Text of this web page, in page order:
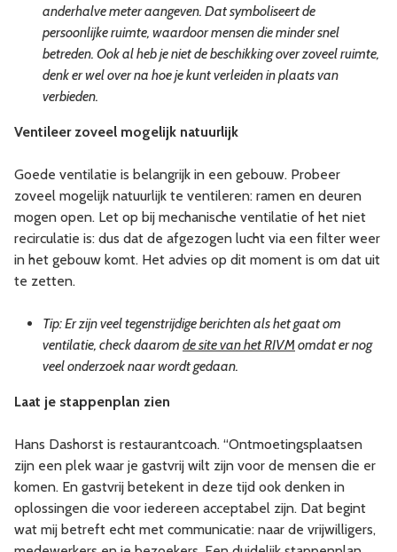
anderhalve meter aangeven. Dat symboliseert de
persoonlijke ruimte, waardoor mensen die minder snel
betreden. Ook al heb je niet de beschikking over zoveel ruimte,
denk er wel over na hoe je kunt verleiden in plaats van
verbieden.
Ventileer zoveel mogelijk natuurlijk
Goede ventilatie is belangrijk in een gebouw. Probeer
zoveel mogelijk natuurlijk te ventileren: ramen en deuren
mogen open. Let op bij mechanische ventilatie of het niet
recirculatie is: dus dat de afgezogen lucht via een filter weer
in het gebouw komt. Het advies op dit moment is om dat uit
te zetten.
Tip: Er zijn veel tegenstrijdige berichten als het gaat om
ventilatie, check daarom de site van het RIVM omdat er nog
veel onderzoek naar wordt gedaan.
Laat je stappenplan zien
Hans Dashorst is restaurantcoach. “Ontmoetingsplaatsen
zijn een plek waar je gastvrij wilt zijn voor de mensen die er
komen. En gastvrij betekent in deze tijd ook denken in
oplossingen die voor iedereen acceptabel zijn. Dat begint
wat mij betreft echt met communicatie: naar de vrijwilligers,